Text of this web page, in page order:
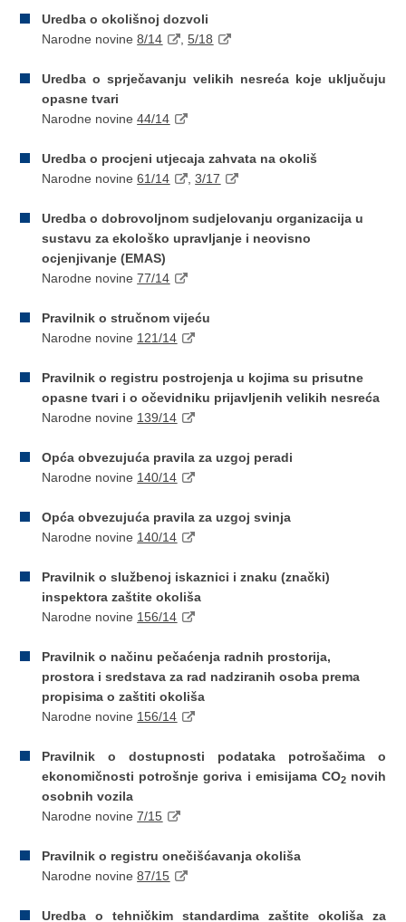
Uredba o okolišnoj dozvoli
Narodne novine8/14 ,5/18
Uredba o sprječavanju velikih nesreća koje uključuju
opasne tvari
Narodne novine44/14
Uredba o procjeni utjecaja zahvata na okoliš
Narodne novine61/14 ,3/17
Uredba o dobrovoljnom sudjelovanju organizacija u
sustavu za ekološko upravljanje i neovisno
ocjenjivanje (EMAS)
Narodne novine77/14
Pravilnik o stručnom vijeću
Narodne novine 121/14
Pravilnik o registru postrojenja u kojima su prisutne
opasne tvari i o očevidniku prijavljenih velikih nesreća
Narodne novine 139/14
Opća obvezujuća pravila za uzgoj peradi
Narodne novine 140/14
Opća obvezujuća pravila za uzgoj svinja
Narodne novine 140/14
Pravilnik o službenoj iskaznici i znaku (znački)
inspektora zaštite okoliša
Narodne novine 156/14
Pravilnik o načinu pečaćenja radnih prostorija,
prostora i sredstava za rad nadziranih osoba prema
propisima o zaštiti okoliša
Narodne novine 156/14
Pravilnik o dostupnosti podataka potrošačima o
ekonomičnosti potrošnje goriva i emisijama CO2novih
osobnih vozila
Narodne novine7/15
Pravilnik o registru onečišćavanja okoliša
Narodne novine87/15
Uredba o tehničkim standardima zaštite okoliša za